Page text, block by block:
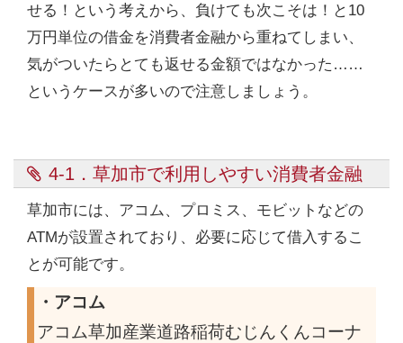
せる！という考えから、負けても次こそは！と10
万円単位の借金を消費者金融から重ねてしまい、
気がついたらとても返せる金額ではなかった……
というケースが多いので注意しましょう。
4-1．草加市で利用しやすい消費者金融
草加市には、アコム、プロミス、モビットなどの
ATMが設置されており、必要に応じて借入するこ
とが可能です。
・アコム
アコム草加産業道路稲荷むじんくんコーナ